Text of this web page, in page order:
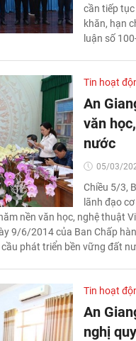
cần tiếp
khăn, hạn
luận số
Tin hoạt
An
văn
nước
05/03/
Chiều 5/3,
lãnh đạo
nền văn học, nghệ thuật
9/6/2014 của Ban Chấp
phát triển bền vững đất
Tin hoạt
An
nghị